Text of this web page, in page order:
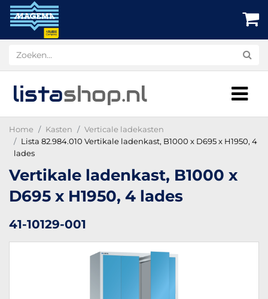
listashop.nl
Home Kasten
Verticale ladekasten
Lista 82.984.010 Vertikale ladenkast, B1000 x D695 x H1950, 4
lades
Vertikale ladenkast, B1000 x
D695 x H1950, 4 lades
41-10129-001